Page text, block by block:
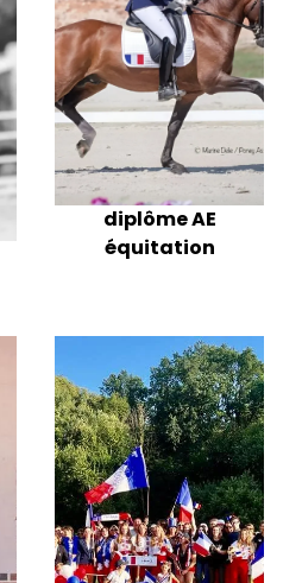
diplôme AE
équitation